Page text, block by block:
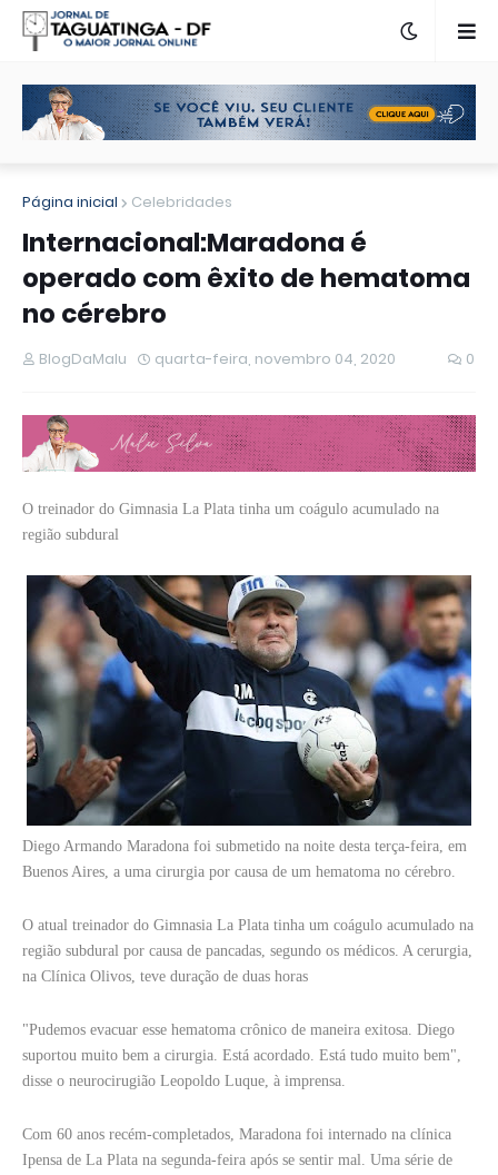
Página inicial Celebridades
Internacional:Maradona é
operado com êxito de hematoma
no cérebro
BlogDaMalu quarta-feira, novembro 04, 2020 0
O treinador do Gimnasia La Plata tinha um coágulo acumulado na
região subdural
Diego Armando Maradona foi submetido na noite desta terça-feira, em
Buenos Aires, a uma cirurgia por causa de um hematoma no cérebro.
O atual treinador do Gimnasia La Plata tinha um coágulo acumulado na
região subdural por causa de pancadas, segundo os médicos. A cerurgia,
na Clínica Olivos, teve duração de duas horas
"Pudemos evacuar esse hematoma crônico de maneira exitosa. Diego
suportou muito bem a cirurgia. Está acordado. Está tudo muito bem",
disse o neurocirugião Leopoldo Luque, à imprensa.
Com 60 anos recém-completados, Maradona foi internado na clínica
Ipensa de La Plata na segunda-feira após se sentir mal. Uma série de